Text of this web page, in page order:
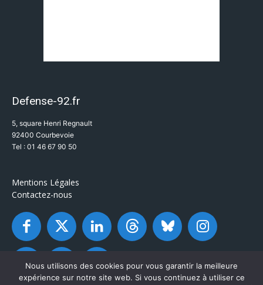
Defense-92.fr
5, square Henri Regnault
92400 Courbevoie
Tel : 01 46 67 90 50
Mentions Légales
Contactez-nous
Nous utilisons des cookies pour vous garantir la meilleure
expérience sur notre site web. Si vous continuez à utiliser ce